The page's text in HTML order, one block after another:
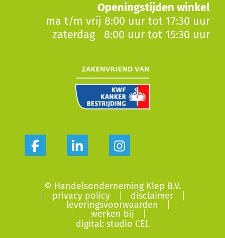
Openingstijden winkel
ma t/m vrij 8:00 uur tot 17:30 uur
zaterdag 8:00 uur tot 15:30 uur
© Handelsonderneming Klep B.V.
privacy policy
disclaimer
leveringsvoorwaarden
werken bij
digital: studio CEL